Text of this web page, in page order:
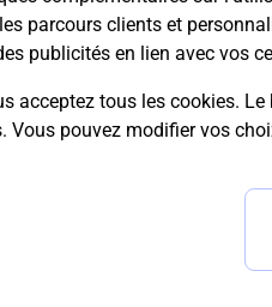
parcours clients et
publicités en lien avec vos
acceptez tous les cookies.
Vous pouvez modifier vos
classique ?